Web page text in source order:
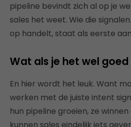
pipeline bevindt zich al op je
sales het weet. Wie die
op handelt, staat als eerste
Wat als je het wel
En hier wordt het leuk. Want
werken met de juiste intent
hun pipeline groeien, ze